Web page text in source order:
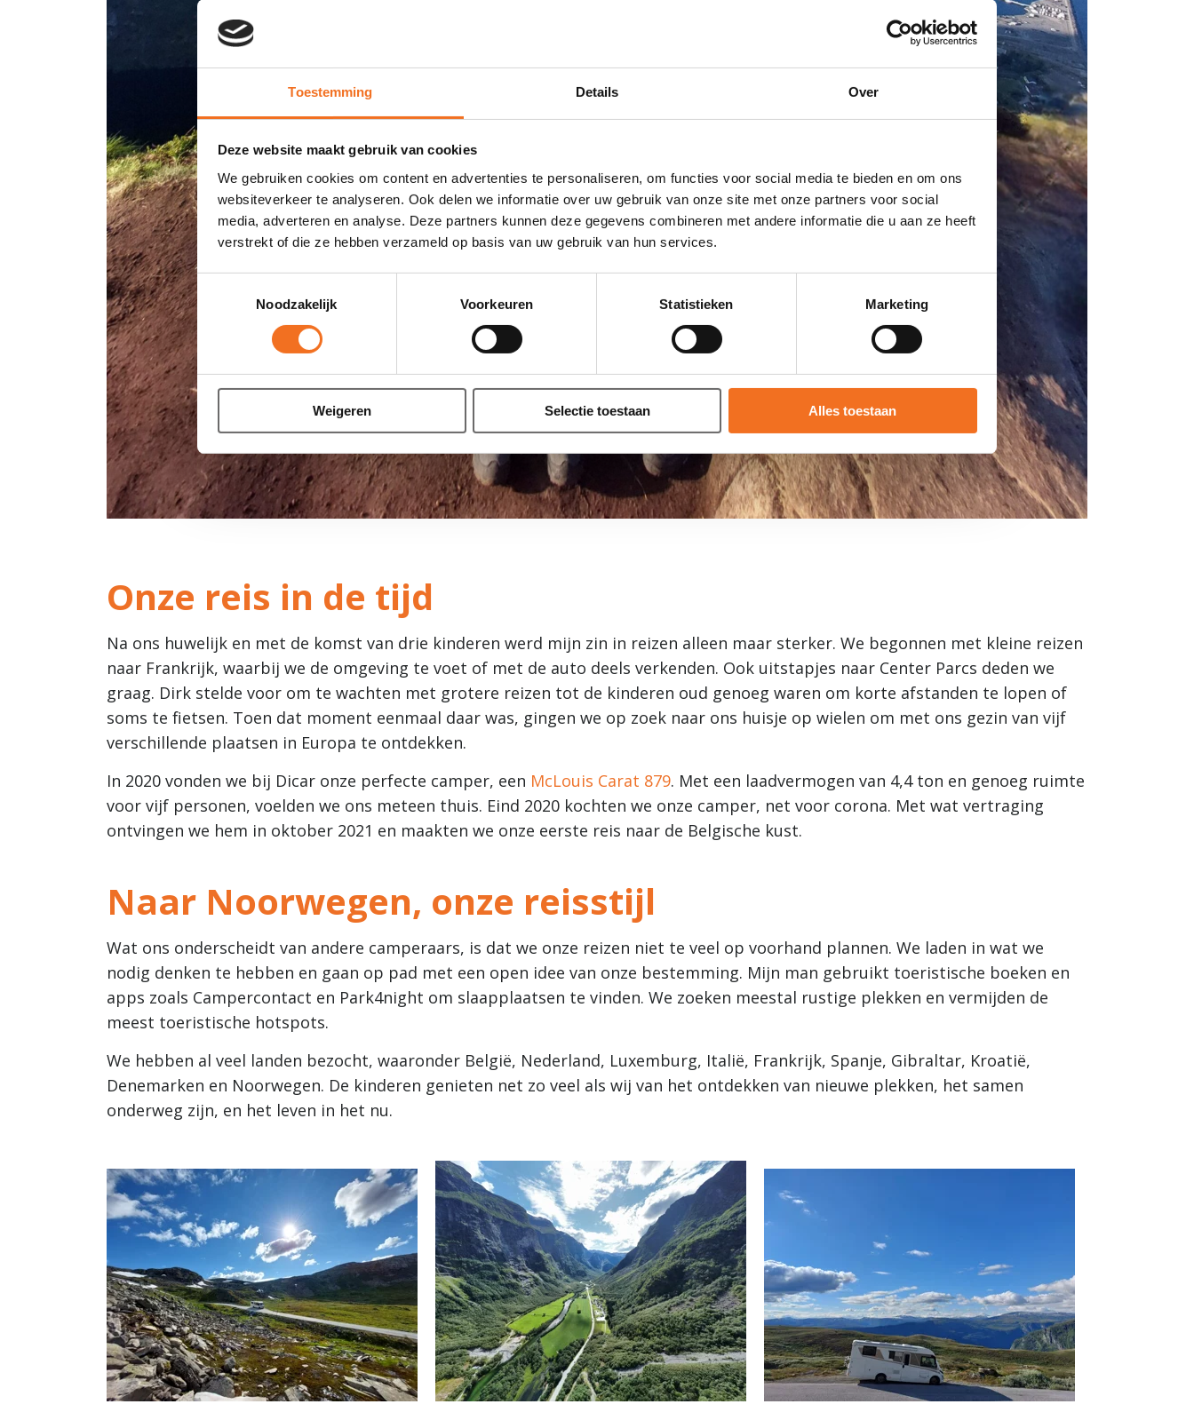
Toestemming Details Over
Deze website maakt gebruik van cookies
We gebruiken cookies om content en advertenties te personaliseren, om functies voor social media te bieden en om ons
websiteverkeer te analyseren. Ook delen we informatie over uw gebruik van onze site met onze partners voor social
media, adverteren en analyse. Deze partners kunnen deze gegevens combineren met andere informatie die u aan ze heeft
verstrekt of die ze hebben verzameld op basis van uw gebruik van hun services.
Toestemmingsselectie
Noodzakelijk
Voorkeuren Statistieken Marketing
Weigeren Selectie toestaan Alles toestaan
Onze reis in de tijd
Na ons huwelijk en met de komst van drie kinderen werd mijn zin in reizen alleen maar sterker. We begonnen met kleine reizen
naar Frankrijk, waarbij we de omgeving te voet of met de auto deels verkenden. Ook uitstapjes naar Center Parcs deden we
graag. Dirk stelde voor om te wachten met grotere reizen tot de kinderen oud genoeg waren om korte afstanden te lopen of
soms te fietsen. Toen dat moment eenmaal daar was, gingen we op zoek naar ons huisje op wielen om met ons gezin van vijf
verschillende plaatsen in Europa te ontdekken.
In 2020 vonden we bij Dicar onze perfecte camper, een McLouis Carat 879. Met een laadvermogen van 4,4 ton en genoeg ruimte
voor vijf personen, voelden we ons meteen thuis. Eind 2020 kochten we onze camper, net voor corona. Met wat vertraging
ontvingen we hem in oktober 2021 en maakten we onze eerste reis naar de Belgische kust.
Naar Noorwegen, onze reisstijl
Wat ons onderscheidt van andere camperaars, is dat we onze reizen niet te veel op voorhand plannen. We laden in wat we
nodig denken te hebben en gaan op pad met een open idee van onze bestemming. Mijn man gebruikt toeristische boeken en
apps zoals Campercontact en Park4night om slaapplaatsen te vinden. We zoeken meestal rustige plekken en vermijden de
meest toeristische hotspots.
We hebben al veel landen bezocht, waaronder België, Nederland, Luxemburg, Italië, Frankrijk, Spanje, Gibraltar, Kroatië,
Denemarken en Noorwegen. De kinderen genieten net zo veel als wij van het ontdekken van nieuwe plekken, het samen
onderweg zijn, en het leven in het nu.